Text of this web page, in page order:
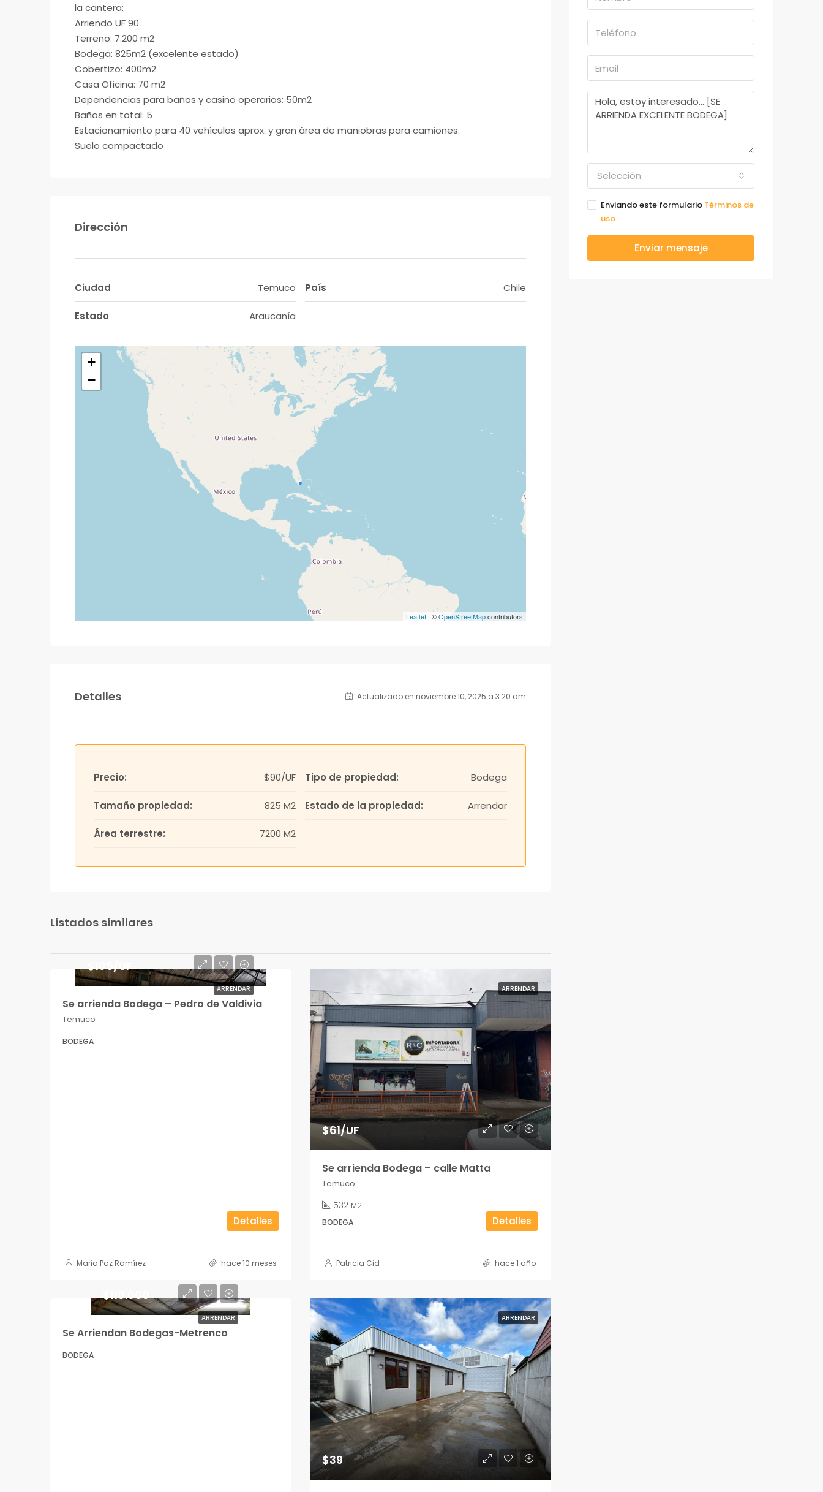
la cantera:
Arriendo UF 90
Terreno: 7.200 m2
Bodega: 825m2 (excelente estado)
Cobertizo: 400m2
Casa Oficina: 70 m2
Dependencias para baños y casino operarios: 50m2
Baños en total: 5
Estacionamiento para 40 vehículos aprox. y gran área de maniobras para camiones.
Suelo compactado
Dirección
Ciudad Temuco
Estado Araucanía
País Chile
+
−
Leaflet | ©OpenStreetMapcontributors
Detalles Actualizado en noviembre 10, 2025 a 3:20 am
Precio: $90/UF
Tamaño propiedad: 825 M2
Área terrestre: 7200 M2
Tipo de propiedad: Bodega
Estado de la propiedad: Arrendar
Listados similares
ARRENDAR
$105/UF
Se arrienda Bodega – Pedro de Valdivia
Temuco
BODEGA
Detalles
Maria Paz Ramírez hace 10 meses
ARRENDAR
$61/UF
Se arrienda Bodega – calle Matta
Temuco
532 M2
BODEGA
Detalles
Patricia Cid hace 1 año
ARRENDAR
$110.000
Se Arriendan Bodegas-Metrenco
BODEGA
ARRENDAR
$39
Selección
Enviando este formulario Términos de
uso
Enviar mensaje